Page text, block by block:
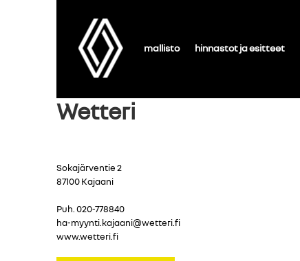
mallisto hinnastot ja esitteet
Wetteri
Sokajärventie 2
87100 Kajaani
Puh.020-778840
ha-myynti.kajaani@wetteri.fi
www.wetteri.fi